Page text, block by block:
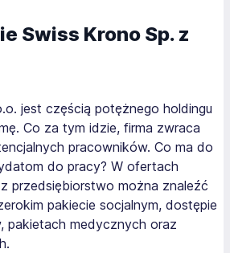
Swiss Krono Sp. z
jest częścią potężnego holdingu
Co za tym idzie, firma zwraca
pracowników. Co ma do
do pracy? W ofertach
przedsiębiorstwo można znaleźć
pakiecie socjalnym, dostępie
pakietach medycznych oraz